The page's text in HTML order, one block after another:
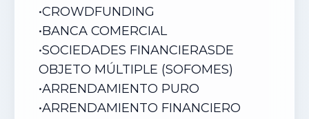
•CROWDFUNDING
•BANCA COMERCIAL
•SOCIEDADES FINANCIERASDE
OBJETO MÚLTIPLE (SOFOMES)
•ARRENDAMIENTO PURO
•ARRENDAMIENTO FINANCIERO